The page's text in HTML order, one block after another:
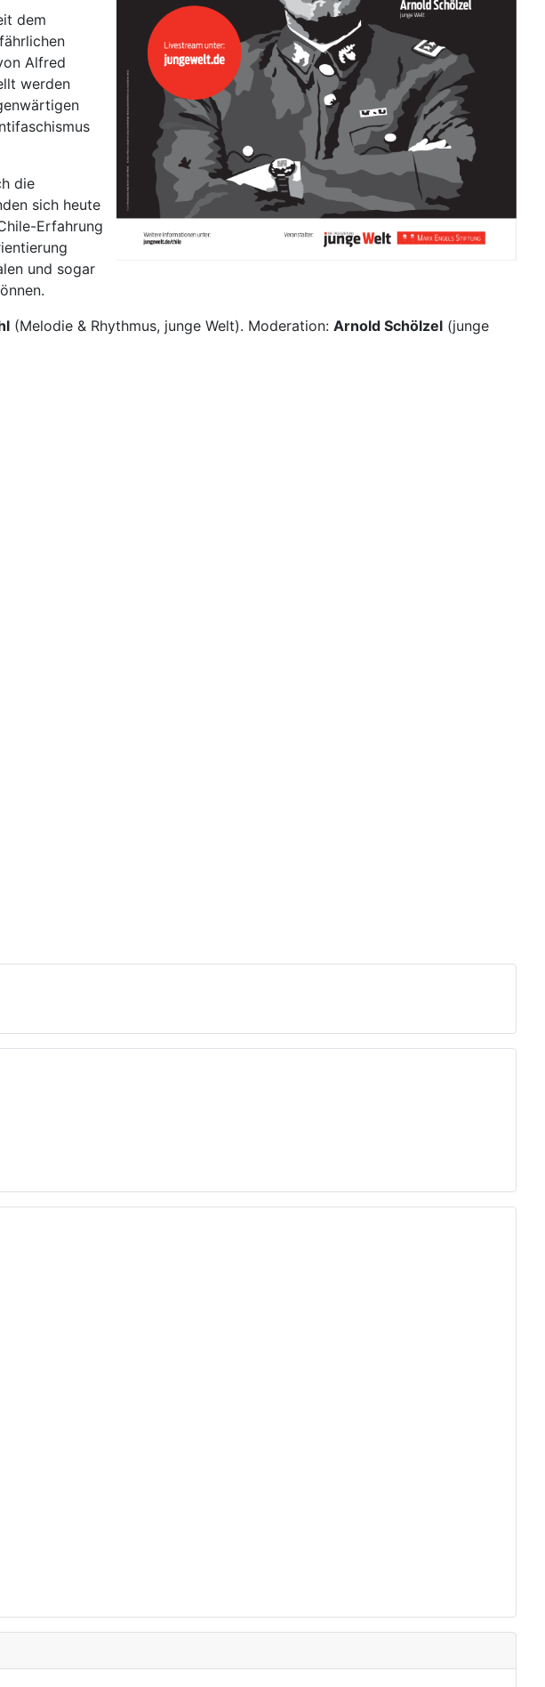
dem
Alfred
werden
die
sich heute
Erfahrung
und sogar
(Melodie & Rhythmus, junge Welt). Moderation: Arnold Schölzel (junge